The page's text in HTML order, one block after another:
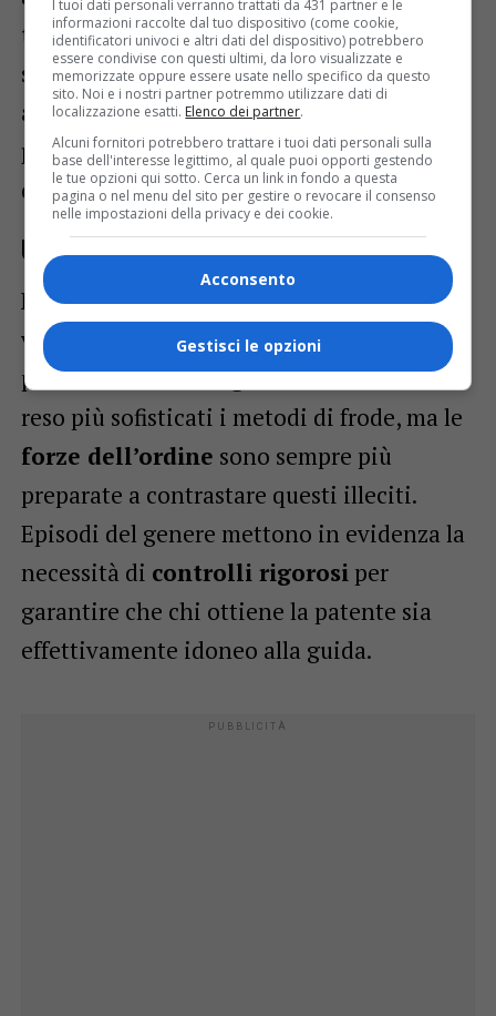
tecnologie sofisticate, è stato stroncato
sul nascere. Ora dovrà rispondere delle sue
azioni davanti alla legge, rischiando
pesanti sanzionie l’invalidazione
dell’esame.
Un fenomeno sempre più diffuso
Non è la prima volta che casi simili
vengono scoperti durante gli esami per la
patente. Letecnologie avanzatehanno
reso più sofisticati i metodi di frode, ma le
forze dell’ordine sono sempre più
preparate a contrastare questi illeciti.
Episodi del genere mettono in evidenza la
necessità di controlli rigorosiper
garantire che chi ottiene la patente sia
effettivamente idoneo alla guida.
I tuoi dati personali verranno trattati da 431 partner e le
informazioni raccolte dal tuo dispositivo (come cookie,
identificatori univoci e altri dati del dispositivo) potrebbero
essere condivise con questi ultimi, da loro visualizzate e
memorizzate oppure essere usate nello specifico da questo
sito. Noi e i nostri partner potremmo utilizzare dati di
localizzazione esatti. Elenco dei partner.
Alcuni fornitori potrebbero trattare i tuoi dati personali sulla
base dell'interesse legittimo, al quale puoi opporti gestendo
le tue opzioni qui sotto. Cerca un link in fondo a questa
pagina o nel menu del sito per gestire o revocare il consenso
nelle impostazioni della privacy e dei cookie.
Acconsento
Gestisci le opzioni